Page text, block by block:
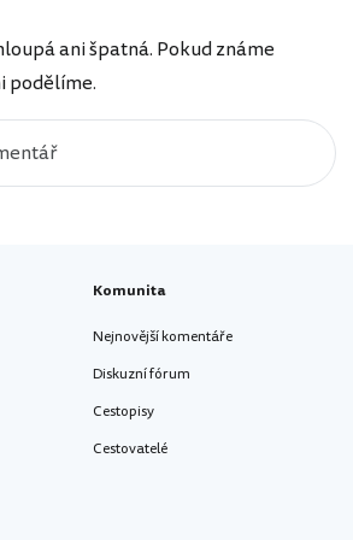
ani špatná. Pokud známe
podělíme.
Komunita
Nejnovější komentáře
Diskuzní fórum
Cestopisy
Cestovatelé